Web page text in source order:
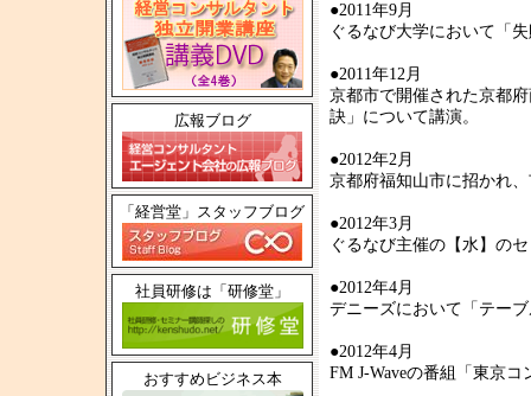
広報ブログ
「経営堂」スタッフブログ
社員研修は「研修堂」
おすすめビジネス本
●2011年9月
ぐるなび大学において「
●2011年12月
京都市で開催された京都
訣」について講演。
●2012年2月
京都府福知山市に招かれ
●2012年3月
ぐるなび主催の【水】の
●2012年4月
デニーズにおいて「テー
●2012年4月
FM J-Waveの番組「東京